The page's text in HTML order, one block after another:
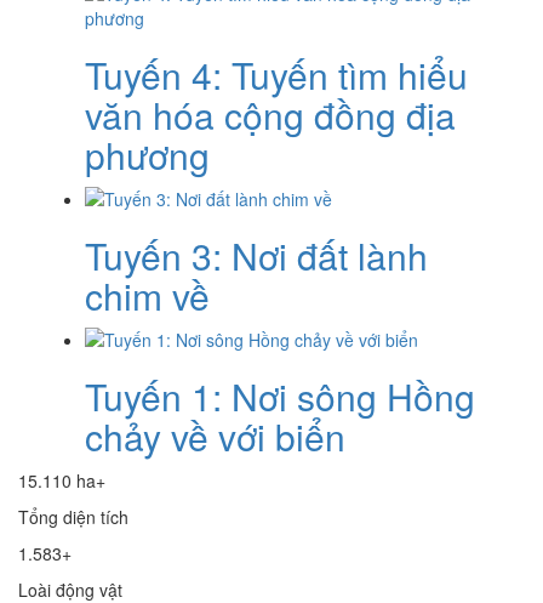
Tuyến 4: Tuyến tìm hiểu
văn hóa cộng đồng địa
phương
Tuyến 3: Nơi đất lành
chim về
Tuyến 1: Nơi sông Hồng
chảy về với biển
15.110 ha+
Tổng diện tích
1.583+
Loài động vật